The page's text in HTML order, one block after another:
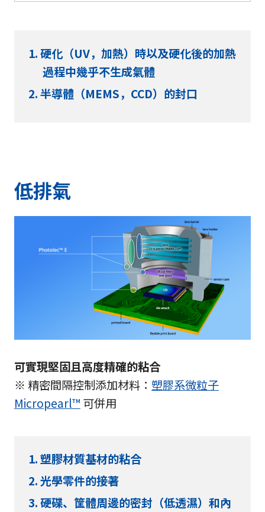
硬化（UV，加熱）時以及硬化後的加熱
過程中幾乎不生成氣體
半導體（MEMS，CCD）的封口
低排氣
可實現堅固且高度精確的粘合
※ 精密間隔控制添加材料： 塑膠系微粒子
Micropearl™ 可併用
塑膠材質基材的粘合
光學零件的接著
硬碟、筐體周邊的密封（低透濕）和內